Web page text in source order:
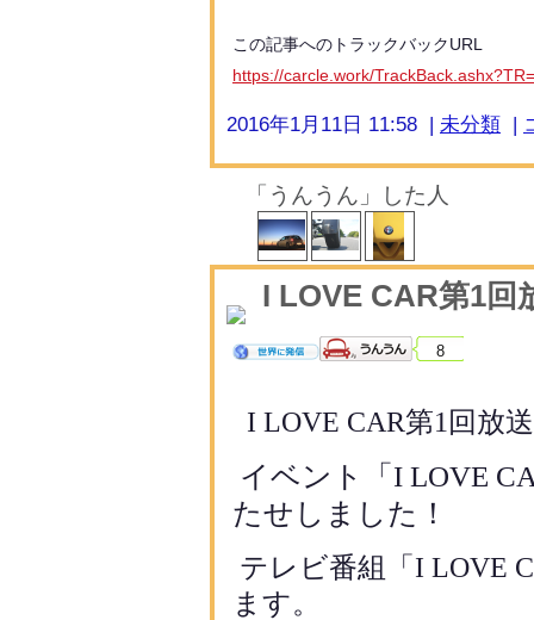
この記事へのトラックバックURL
https://carcle.work/
2016年1月11日 11:58 | 未分類 |
「うんうん」した人
I LOVE CAR第1回
8
I LOVE CAR第1 回放
イベント「 I LOVE
たせしました！
テレビ番組「 I LOVE
ます。